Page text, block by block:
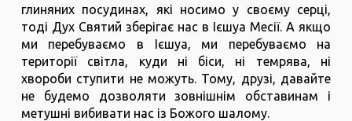
глиняних посудинах, які носимо у своєму серці,
тоді Дух Святий зберігає нас в Ієшуа Месії. А якщо
ми перебуваємо в Ієшуа, ми перебуваємо на
території світла, куди ні біси, ні темрява, ні
хвороби ступити не можуть. Тому, друзі, давайте
не будемо дозволяти зовнішнім обставинам і
метушні вибивати нас із Божого шалому.